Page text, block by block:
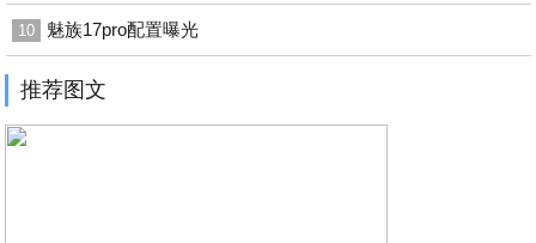
10 魅族17pro配置曝光
推荐图文